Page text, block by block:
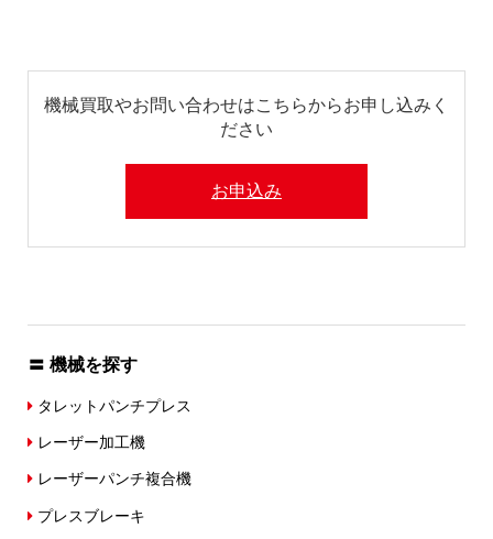
機械買取やお問い合わせはこちらからお申し込みく
ださい
お申込み
〓 機械を探す
タレットパンチプレス
レーザー加工機
レーザーパンチ複合機
プレスブレーキ